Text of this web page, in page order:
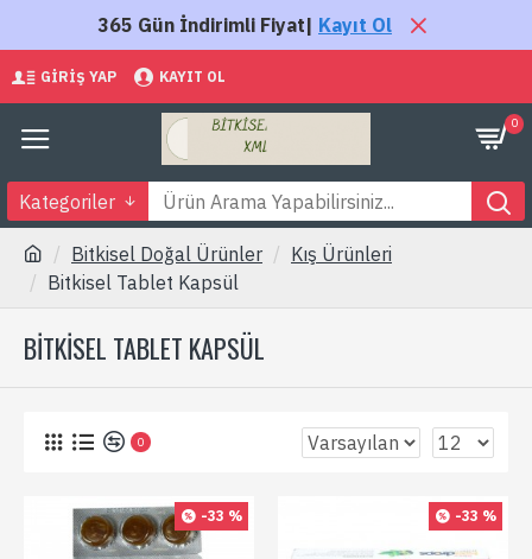
365 Gün İndirimli Fiyat| Kayıt Ol
GIRIŞ YAP KAYIT OL
0
Kategoriler
Bitkisel Doğal Ürünler
Kış Ürünleri
Bitkisel Tablet Kapsül
BITKISEL TABLET KAPSÜL
0
-33 % -33 %